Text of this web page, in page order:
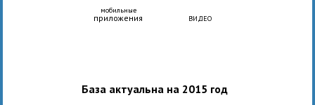
мобильные
приложения ВИДЕО
База актуальна на 2015 год